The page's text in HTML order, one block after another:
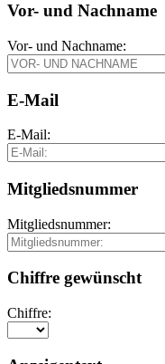
Vor- und Nachname
Vor- und Nachname:
E-Mail
E-Mail:
Mitgliedsnummer
Mitgliedsnummer:
Chiffre gewünscht
Chiffre: